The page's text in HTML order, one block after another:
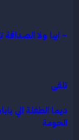
~ اييا ولا الصداقة
تلقى
ديما الطفلة الي
الحومة